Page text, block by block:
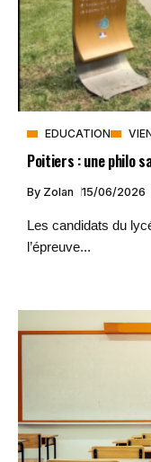
EDUCATION
Poitiers : une philo
By Zolan 15/06/2026
Les candidats du
l’épreuve...